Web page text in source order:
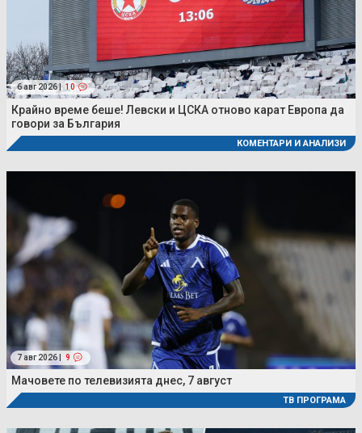
6 авг 2026 | 10
Крайно време беше! Левски и ЦСКА отново карат Европа да
говори за България
КОМЕНТАРИ И АНАЛИЗИ
7 авг 2026 | 9
Мачовете по телевизията днес, 7 август
ТВ ПРОГРАМА